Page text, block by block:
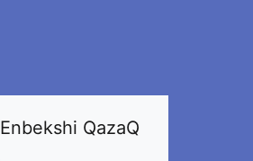
Enbekshi QazaQ